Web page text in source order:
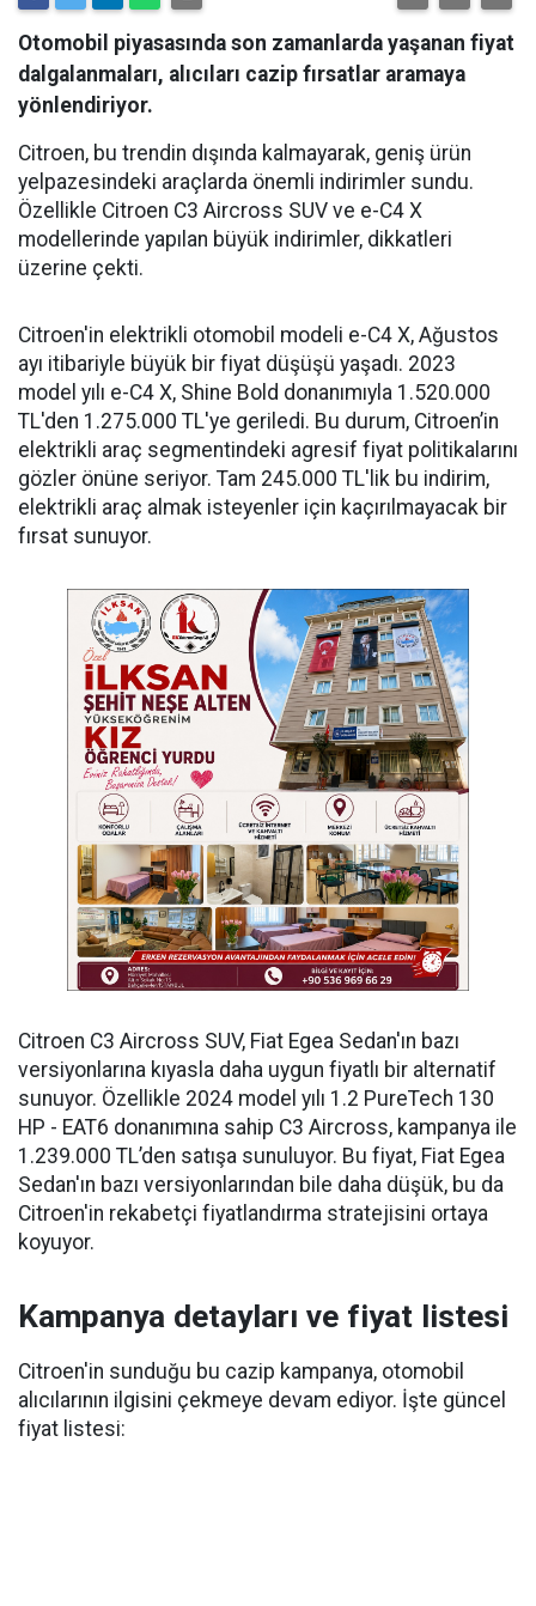
Otomobil piyasasında son zamanlarda yaşanan fiyat
dalgalanmaları, alıcıları cazip fırsatlar aramaya
yönlendiriyor.
Citroen, bu trendin dışında kalmayarak, geniş ürün
yelpazesindeki araçlarda önemli indirimler sundu.
Özellikle Citroen C3 Aircross SUV ve e-C4 X
modellerinde yapılan büyük indirimler, dikkatleri
üzerine çekti.
Citroen'in elektrikli otomobil modeli e-C4 X, Ağustos
ayı itibariyle büyük bir fiyat düşüşü yaşadı. 2023
model yılı e-C4 X, Shine Bold donanımıyla 1.520.000
TL'den 1.275.000 TL'ye geriledi. Bu durum, Citroen’in
elektrikli araç segmentindeki agresif fiyat politikalarını
gözler önüne seriyor. Tam 245.000 TL'lik bu indirim,
elektrikli araç almak isteyenler için kaçırılmayacak bir
fırsat sunuyor.
Citroen C3 Aircross SUV, Fiat Egea Sedan'ın bazı
versiyonlarına kıyasla daha uygun fiyatlı bir alternatif
sunuyor. Özellikle 2024 model yılı 1.2 PureTech 130
HP - EAT6 donanımına sahip C3 Aircross, kampanya ile
1.239.000 TL’den satışa sunuluyor. Bu fiyat, Fiat Egea
Sedan'ın bazı versiyonlarından bile daha düşük, bu da
Citroen'in rekabetçi fiyatlandırma stratejisini ortaya
koyuyor.
Kampanya detayları ve fiyat listesi
Citroen'in sunduğu bu cazip kampanya, otomobil
alıcılarının ilgisini çekmeye devam ediyor. İşte güncel
fiyat listesi: